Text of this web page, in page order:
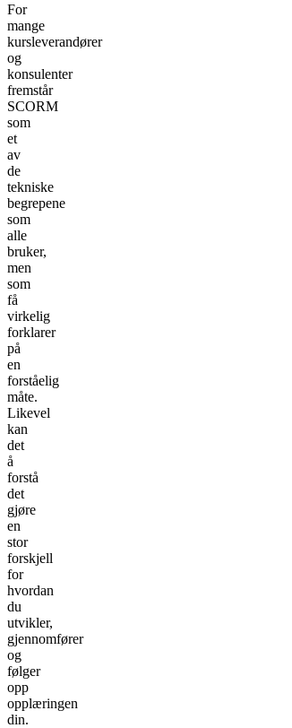
For
mange
kursleverandører
og
konsulenter
fremstår
SCORM
som
et
av
de
tekniske
begrepene
som
alle
bruker,
men
som
få
virkelig
forklarer
på
en
forståelig
måte.
Likevel
kan
det
å
forstå
det
gjøre
en
stor
forskjell
for
hvordan
du
utvikler,
gjennomfører
og
følger
opp
opplæringen
din.